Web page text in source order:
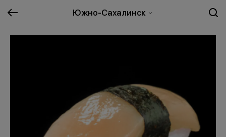
Южно-Сахалинск